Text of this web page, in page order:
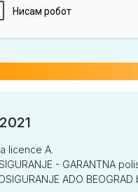
licence A.
- GARANTNA
ADO